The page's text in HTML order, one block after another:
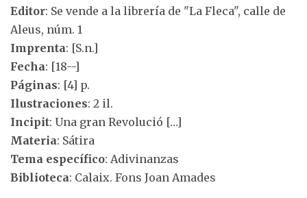
Editor: Se vende a la librería de "La Fleca", calle de
Aleus, núm. 1
Imprenta: [S.n.]
Fecha: [18--]
Páginas: [4] p.
Ilustraciones: 2 il.
Incipit: Una gran Revolució […]
Materia: Sátira
Tema específico: Adivinanzas
Biblioteca: Calaix. Fons Joan Amades